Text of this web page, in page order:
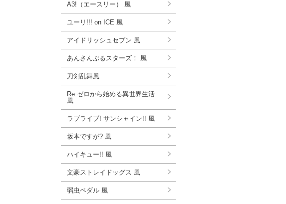
A3!（エースリー） 風
ユーリ!!! on ICE 風
アイドリッシュセブン 風
あんさんぶるスターズ！ 風
刀剣乱舞風
Re:ゼロから始める異世界生活
風
ラブライブ! サンシャイン!! 風
坂本ですが? 風
ハイキュー!! 風
文豪ストレイドッグス 風
弱虫ペダル 風